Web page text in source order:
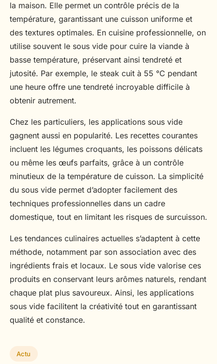
la maison. Elle permet un contrôle précis de la
température, garantissant une cuisson uniforme et
des textures optimales. En cuisine professionnelle, on
utilise souvent le sous vide pour cuire la viande à
basse température, préservant ainsi tendreté et
jutosité. Par exemple, le steak cuit à 55 °C pendant
une heure offre une tendreté incroyable difficile à
obtenir autrement.
Chez les particuliers, les applications sous vide
gagnent aussi en popularité. Les recettes courantes
incluent les légumes croquants, les poissons délicats
ou même les œufs parfaits, grâce à un contrôle
minutieux de la température de cuisson. La simplicité
du sous vide permet d’adopter facilement des
techniques professionnelles dans un cadre
domestique, tout en limitant les risques de surcuisson.
Les tendances culinaires actuelles s’adaptent à cette
méthode, notamment par son association avec des
ingrédients frais et locaux. Le sous vide valorise ces
produits en conservant leurs arômes naturels, rendant
chaque plat plus savoureux. Ainsi, les applications
sous vide facilitent la créativité tout en garantissant
qualité et constance.
Actu